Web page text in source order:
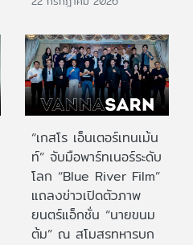
“เกสโร เอ็นเตอร์เทนเม้น
ท์” จับมือพาร์ทเนอร์ระดับ
โลก “Blue River Film”
แถลงข่าวเปิดตัวภาพ
ยนตร์แอ็กชั่น “นายขนม
ต้ม” ณ สโมสรทหารบก